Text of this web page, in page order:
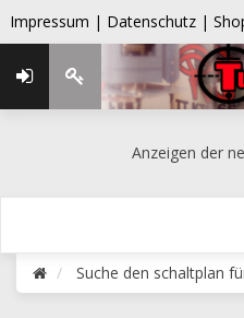
Impressum | Datenschutz |
Anzeigen der
Suche den schaltplan